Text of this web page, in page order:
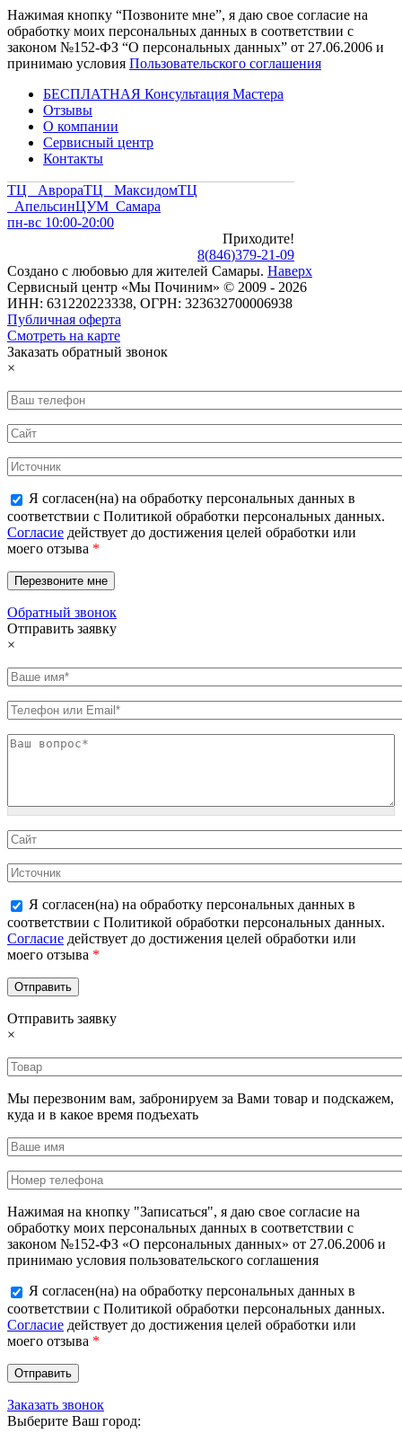
Нажимая кнопку “Позвоните мне”, я даю свое согласие на
обработку моих персональных данных в соответствии с
законом №152-ФЗ “О персональных данных” от 27.06.2006 и
принимаю условия Пользовательского соглашения
БЕСПЛАТНАЯ Консультация Мастера
Отзывы
О компании
Сервисный центр
Контакты
ТЦ АврораТЦ МаксидомТЦ
АпельсинЦУМ Самара
пн-вс 10:00-20:00
Приходите!
8(846)379-21-09
Создано с любовью для жителей Самары. Наверх
Сервисный центр «Мы Починим» © 2009 - 2026
ИНН: 631220223338, ОГРН: 323632700006938
Публичная оферта
Смотреть на карте
Заказать обратный звонок
×
Я согласен(на) на обработку персональных данных в
соответствии с Политикой обработки персональных данных.
Согласие действует до достижения целей обработки или
моего отзыва *
Обратный звонок
Отправить заявку
×
Я согласен(на) на обработку персональных данных в
соответствии с Политикой обработки персональных данных.
Согласие действует до достижения целей обработки или
моего отзыва *
Отправить заявку
×
Мы перезвоним вам, забронируем за Вами товар и подскажем,
куда и в какое время подъехать
Нажимая на кнопку "Записаться", я даю свое согласие на
обработку моих персональных данных в соответствии с
законом №152-ФЗ «О персональных данных» от 27.06.2006 и
принимаю условия пользовательского соглашения
Я согласен(на) на обработку персональных данных в
соответствии с Политикой обработки персональных данных.
Согласие действует до достижения целей обработки или
моего отзыва *
Заказать звонок
Выберите Ваш город: